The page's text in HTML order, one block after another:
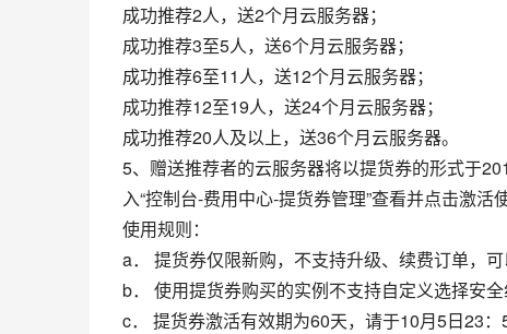
成功推荐2人，送2个月云服务器；
成功推荐3至5人，送6个月云服务器；
成功推荐6至11人，送12个月云服务器；
成功推荐12至19人，送24个月云服务器；
成功推荐20人及以上，送36个月云服务器。
5、赠送推荐者的云服务器将以提货券的形式于
入“控制台-费用中心-提货券管理”查看并点击激
使用规则：
a． 提货券仅限新购，不支持升级、续费订单，可
b． 使用提货券购买的实例不支持自定义选择安全
c． 提货券激活有效期为60天，请于10月5日23